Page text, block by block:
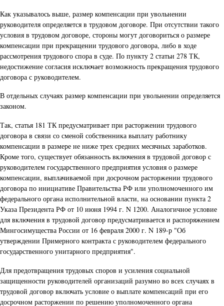
Как указывалось выше, размер компенсации при увольнении
руководителя определяется в трудовом договоре. При отсутствии такого
условия в трудовом договоре, стороны могут договориться о размере
компенсации при прекращении трудового договора, либо в ходе
рассмотрения трудового спора в суде. По пункту 2 статьи 278 ТК,
недостижение согласия исключает возможность прекращения трудового
договора с руководителем.
В отдельных случаях размер компенсации при увольнении определяется
законом.
Так, статья 181 ТК предусматривает при расторжении трудового
договора в связи со сменой собственника выплату работнику
компенсации в размере не ниже трех средних месячных заработков.
Кроме того, существует обязанность включения в трудовой договор с
руководителем государственного предприятия условия о размере
компенсации, выплачиваемой при досрочном расторжении трудового
договора по инициативе Правительства РФ или уполномоченного им
федерального органа исполнительной власти, на основании пункта 2
Указа Президента РФ от 10 июня 1994 г. N 1200. Аналогичное условие
для включения в трудовой договор предусматривается и распоряжением
Мингосимущества России от 16 февраля 2000 г. N 189-р "Об
утверждении Примерного контракта с руководителем федерального
государственного унитарного предприятия".
Для предотвращения трудовых споров и усиления социальной
защищенности руководителей организаций разумно во всех случаях в
трудовой договор включать условие о выплате компенсаций при его
досрочном расторжении по решению уполномоченного органа